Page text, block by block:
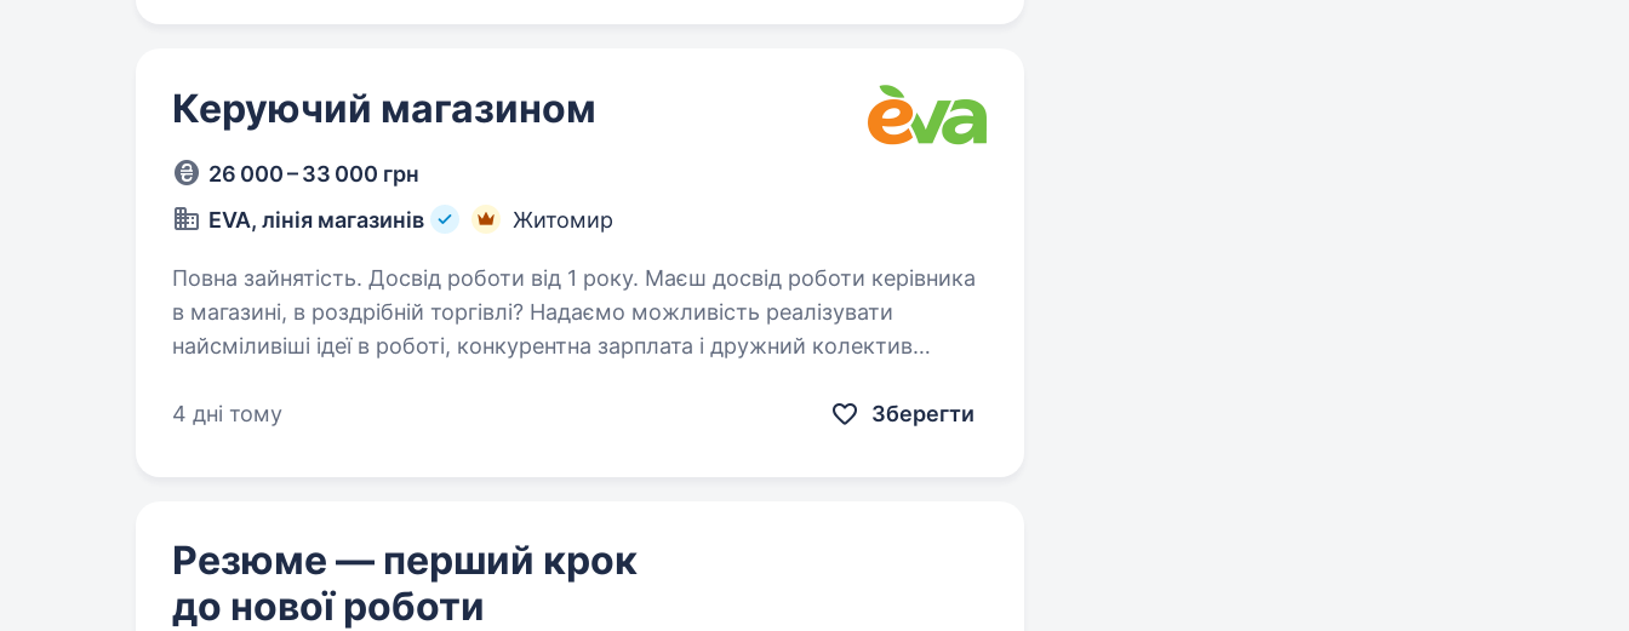
Керуючий магазином
26 000 – 33 000 грн
EVA, лінія магазинів
Житомир
Повна зайнятість. Досвід роботи від 1 року. Маєш досвід роботи керівника
в магазині, в роздрібній торгівлі? Надаємо можливість реалізувати
найсміливіші ідеї в роботі, конкурентна зарплата і дружний колектив
4 дні тому
Зберегти
Резюме — перший крок
до нової роботи